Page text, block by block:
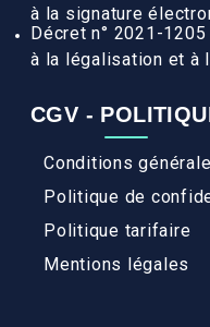
à la signature
Décret n° 2021-
à la légalisation et à
CGV -
Conditions
Politique de
Politique tarifaire
Mentions légales